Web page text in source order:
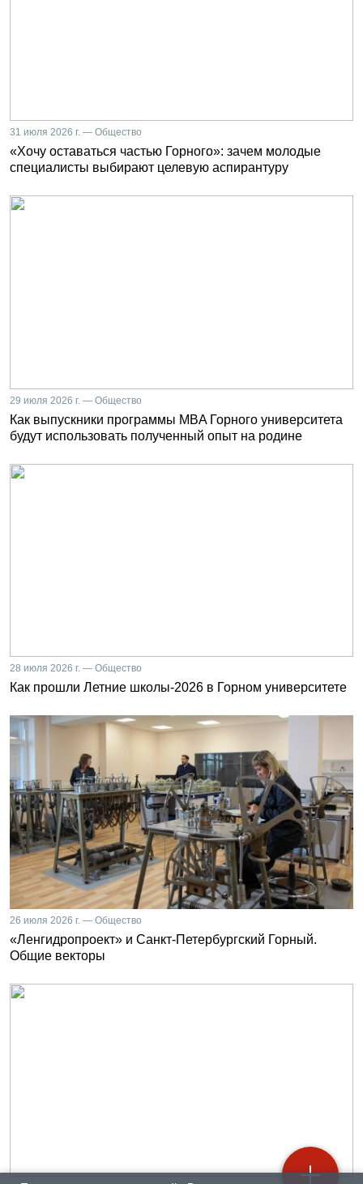
31 июля 2026 г. — Общество
«Хочу оставаться частью Горного»: зачем молодые
специалисты выбирают целевую аспирантуру
29 июля 2026 г. — Общество
Как выпускники программы MBA Горного университета
будут использовать полученный опыт на родине
28 июля 2026 г. — Общество
Как прошли Летние школы-2026 в Горном университете
26 июля 2026 г. — Общество
«Ленгидропроект» и Санкт-Петербургский Горный.
Общие векторы